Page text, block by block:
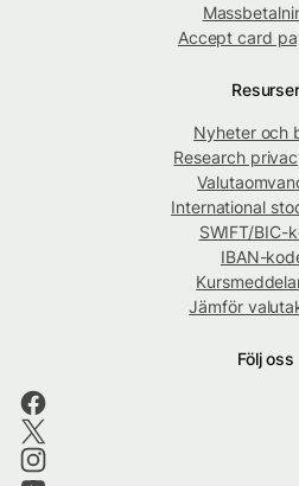
Accept card
Resurser
Nyheter och
Research
International
SWIFT/BIC-
IBAN-
Jämför
Följ oss